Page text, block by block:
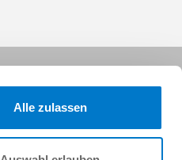
Alle zulassen